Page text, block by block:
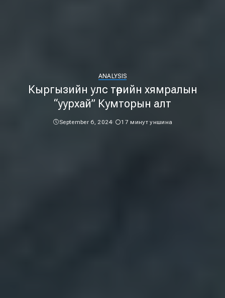
ANALYSIS
Кыргызийн улс төрийн хямралын
“уурхай” Кумторын алт
September 6, 2024 17 минут уншина